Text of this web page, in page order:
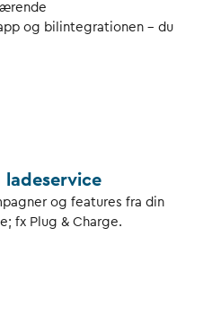
og bilintegrationen – du
og features fra din
fx Plug & Charge.